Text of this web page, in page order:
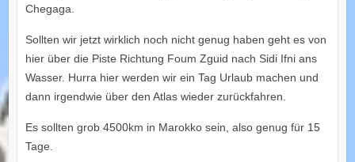
Chegaga.
Sollten wir jetzt wirklich noch nicht genug haben geht es von
hier über die Piste Richtung Foum Zguid nach Sidi Ifni ans
Wasser. Hurra hier werden wir ein Tag Urlaub machen und
dann irgendwie über den Atlas wieder zurückfahren.
Es sollten grob 4500km in Marokko sein, also genug für 15
Tage.